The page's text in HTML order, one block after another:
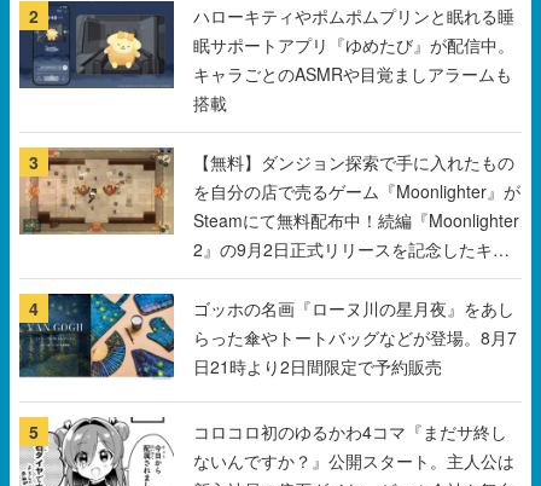
搭載
3
【無料】ダンジョン探索で手に入れたもの
を自分の店で売るゲーム『Moonlighter』が
Steamにて無料配布中！続編『Moonlighter
2』の9月2日正式リリースを記念したキャ
ンペーン
4
ゴッホの名画『ローヌ川の星月夜』をあし
らった傘やトートバッグなどが登場。8月7
日21時より2日間限定で予約販売
5
コロコロ初のゆるかわ4コマ『まだサ終し
ないんですか？』公開スタート。主人公は
新入社員の侘石ダイヤ、ゲーム会社を舞台
にトラブルへ対応する社員たちを描く
すべて見る